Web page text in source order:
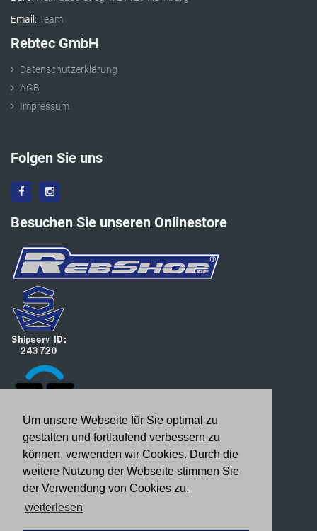
Um unsere Webseite für Sie optimal zu
gestalten und fortlaufend verbessern zu
können, verwenden wir Cookies. Durch die
weitere Nutzung der Webseite stimmen Sie
der Verwendung von Cookies zu.
weiterlesen
Email: Team
Rebtec GmbH
Datenschutzerklärung
AGB
Impressum
Folgen Sie uns
Besuchen Sie unseren Onlinestore